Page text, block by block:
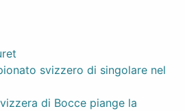
svizzero di singolare nel
di Bocce piange la